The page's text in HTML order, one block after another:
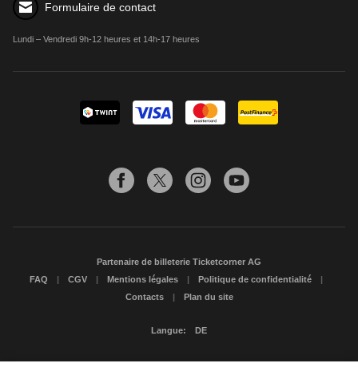
Formulaire de contact
Lundi – Vendredi 9h-12 heures et 14h-17 heures
Partenaire de billeterie Ticketcorner AG
FAQ
CGV Mentions légales
Politique de confidentialité
Contacts
Plan du site
Langue: DE